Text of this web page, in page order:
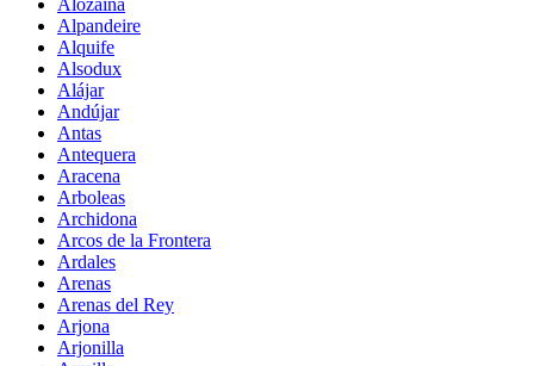
Alpandeire
Alquife
Alsodux
Alájar
Andújar
Antas
Antequera
Aracena
Arboleas
Archidona
Arcos de la Frontera
Ardales
Arenas
Arenas del Rey
Arjona
Arjonilla